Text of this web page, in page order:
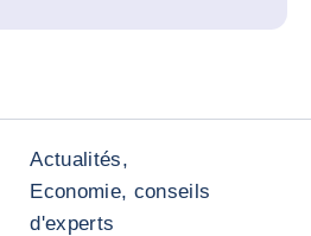
Actualités,
Economie, conseils
d'experts